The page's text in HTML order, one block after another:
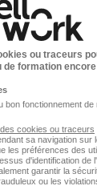
Vendeur de
Vendeur bâti
Vendeur
ou traceurs
de formation
fonctionnement
cookies ou traceurs
sa navigation sur
les préférences des
d'identification de
garantir la
ou les